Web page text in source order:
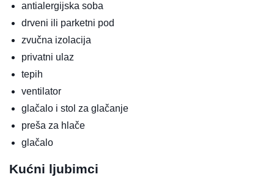
antialergijska soba
drveni ili parketni pod
zvučna izolacija
privatni ulaz
tepih
ventilator
glačalo i stol za glačanje
preša za hlače
glačalo
Kućni ljubimci